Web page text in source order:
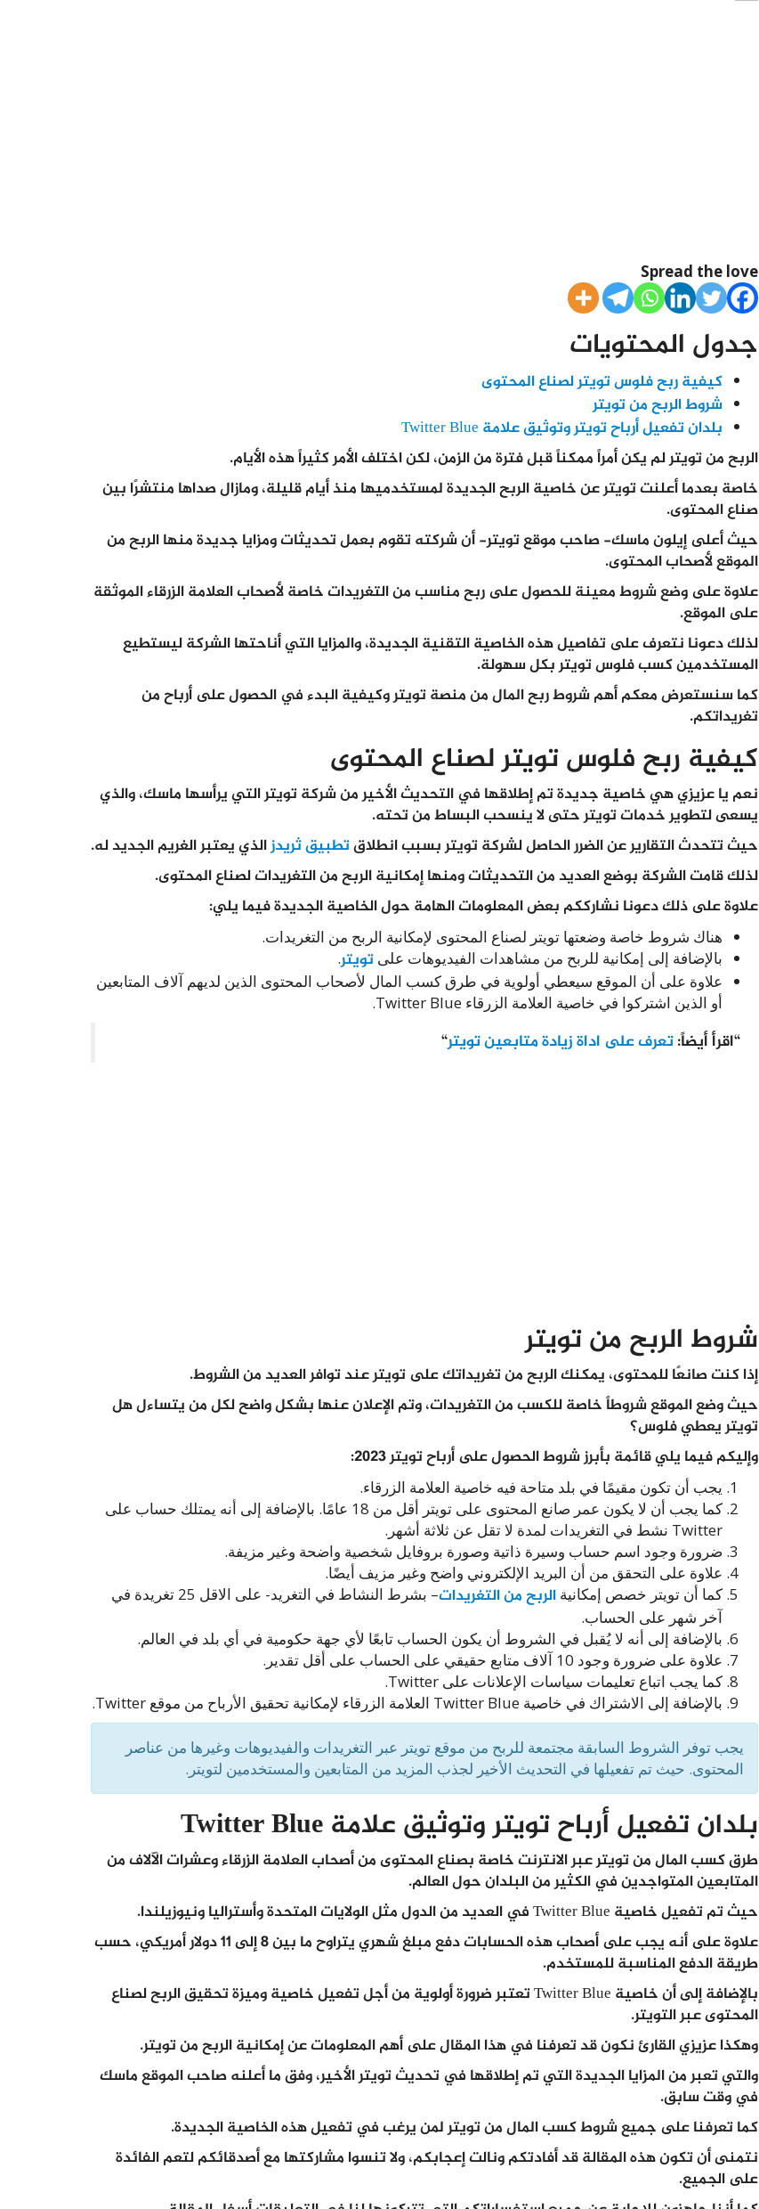
Spread the love
جدول المحتويات
كيفية ربح فلوس تويتر لصناع المحتوى
شروط الربح من تويتر
بلدان تفعيل أرباح تويتر وتوثيق علامة Twitter Blue
الربح من تويترلم يكن أمراً ممكناً قبل فترة من الزمن، لكن اختلف الأمر كثيراً هذه الأيام.
خاصة بعدما أعلنت تويتر عن خاصية الربح الجديدة لمستخدميها منذ أيام قليلة، ومازال صداها منتشرًا بين
صناع المحتوى.
حيث أعلى إيلون ماسك- صاحب موقع تويتر- أن شركته تقوم بعمل تحديثات ومزايا جديدة منها الربح من
الموقع لأصحاب المحتوى.
علاوة على وضع شروط معينة للحصول على ربح مناسب من التغريدات خاصة لأصحاب العلامة الزرقاء الموثقة
على الموقع.
لذلك دعونا نتعرف على تفاصيل هذه الخاصية التقنية الجديدة، والمزايا التي أناحتها الشركة ليستطيع
المستخدمين كسبفلوس تويتربكل سهولة.
كما سنستعرض معكم أهم شروطربح المال من منصة تويتروكيفية البدء في الحصول على أرباح من
تغريداتكم.
كيفية ربح فلوس تويتر لصناع المحتوى
نعم يا عزيزي هي خاصية جديدة تم إطلاقها في التحديث الأخير من شركة تويتر التي يرأسها ماسك، والذي
يسعى لتطوير خدمات تويتر حتى لا ينسحب البساط من تحته.
حيث تتحدث التقارير عن الضرر الحاصل لشركة تويتر بسبب انطلاقتطبيق ثريدزالذي يعتبر الغريم الجديد له.
لذلك قامت الشركة بوضع العديد من التحديثات ومنها إمكانية الربح من التغريدات لصناع المحتوى.
علاوة على ذلك دعونا نشارككم بعض المعلومات الهامة حول الخاصية الجديدة فيما يلي:
هناك شروط خاصة وضعتها تويتر لصناع المحتوى لإمكانية الربح من التغريدات.
بالإضافة إلى إمكانية للربح من مشاهدات الفيديوهات على تويتر.
علاوة على أن الموقع سيعطي أولوية في طرق كسب المال لأصحاب المحتوى الذين لديهم آلاف المتابعين
أو الذين اشتركوا في خاصية العلامة الزرقاء Twitter Blue.
“اقرأ أيضاً:تعرف على اداة زيادة متابعين تويتر“
شروط الربح من تويتر
إذا كنت صانعًا للمحتوى، يمكنك الربح من تغريداتك على تويتر عند توافر العديد من الشروط.
حيث وضع الموقع شروطاً خاصة للكسب من التغريدات، وتم الإعلان عنها بشكل واضح لكل من يتساءل هل
تويتر يعطي فلوس؟
وإليكم فيما يلي قائمة بأبرز شروط الحصول على أرباح تويتر 2023:
يجب أن تكون مقيمًا في بلد متاحة فيه خاصية العلامة الزرقاء.
كما يجب أن لا يكون عمر صانع المحتوى على تويتر أقل من 18 عامًا. بالإضافة إلى أنه يمتلك حساب على
Twitter نشط في التغريدات لمدة لا تقل عن ثلاثة أشهر.
ضرورة وجود اسم حساب وسيرة ذاتية وصورة بروفايل شخصية واضحة وغير مزيفة.
علاوة على التحقق من أن البريد الإلكتروني واضح وغير مزيف أيضًا.
كما أن تويتر خصص إمكانية الربح من التغريدات
– بشرط النشاط في التغريد- على الاقل 25 تغريدة في
آخر شهر على الحساب.
بالإضافة إلى أنه لا يُقبل في الشروط أن يكون الحساب تابعًا لأي جهة حكومية في أي بلد في العالم.
علاوة على ضرورة وجود 10 آلاف متابع حقيقي على الحساب على أقل تقدير.
كما يجب اتباع تعليمات سياسات الإعلانات على Twitter.
بالإضافة إلى الاشتراك في خاصية Twitter Blue العلامة الزرقاء لإمكانية تحقيق الأرباح من موقع Twitter.
يجب توفر الشروط السابقة مجتمعة للربح من موقع تويتر عبر التغريدات والفيديوهات وغيرها من عناصر
المحتوى. حيث تم تفعيلها في التحديث الأخير لجذب المزيد من المتابعين والمستخدمين لتويتر.
بلدان تفعيل أرباح تويتر وتوثيق علامة Twitter Blue
طرق كسب المال من تويتر عبر الانترنت خاصة بصناع المحتوى من أصحاب العلامة الزرقاء وعشرات الآلاف من
المتابعين المتواجدين في الكثير من البلدان حول العالم.
حيث تم تفعيل خاصية Twitter Blue في العديد من الدول مثل الولايات المتحدة وأستراليا ونيوزيلندا.
علاوة على أنه يجب على أصحاب هذه الحسابات دفع مبلغ شهري يتراوح ما بين 8 إلى 11 دولار أمريكي، حسب
طريقة الدفع المناسبة للمستخدم.
بالإضافة إلى أن خاصية Twitter Blue تعتبر ضرورة أولوية من أجل تفعيل خاصية وميزة تحقيق الربح لصناع
المحتوى عبر التويتر.
وهكذا عزيزي القارئ نكون قد تعرفنا في هذا المقال على أهم المعلومات عن إمكانيةالربح من تويتر.
والتي تعبر من المزايا الجديدة التي تم إطلاقها في تحديث تويتر الأخير، وفق ما أعلنه صاحب الموقع ماسك
في وقت سابق.
كما تعرفنا على جميعشروط كسب المال من تويترلمن يرغب في تفعيل هذه الخاصية الجديدة.
نتمنى أن تكون هذه المقالة قد أفادتكم ونالت إعجابكم، ولا تنسوا مشاركتها مع أصدقائكم لتعم الفائدة
على الجميع.